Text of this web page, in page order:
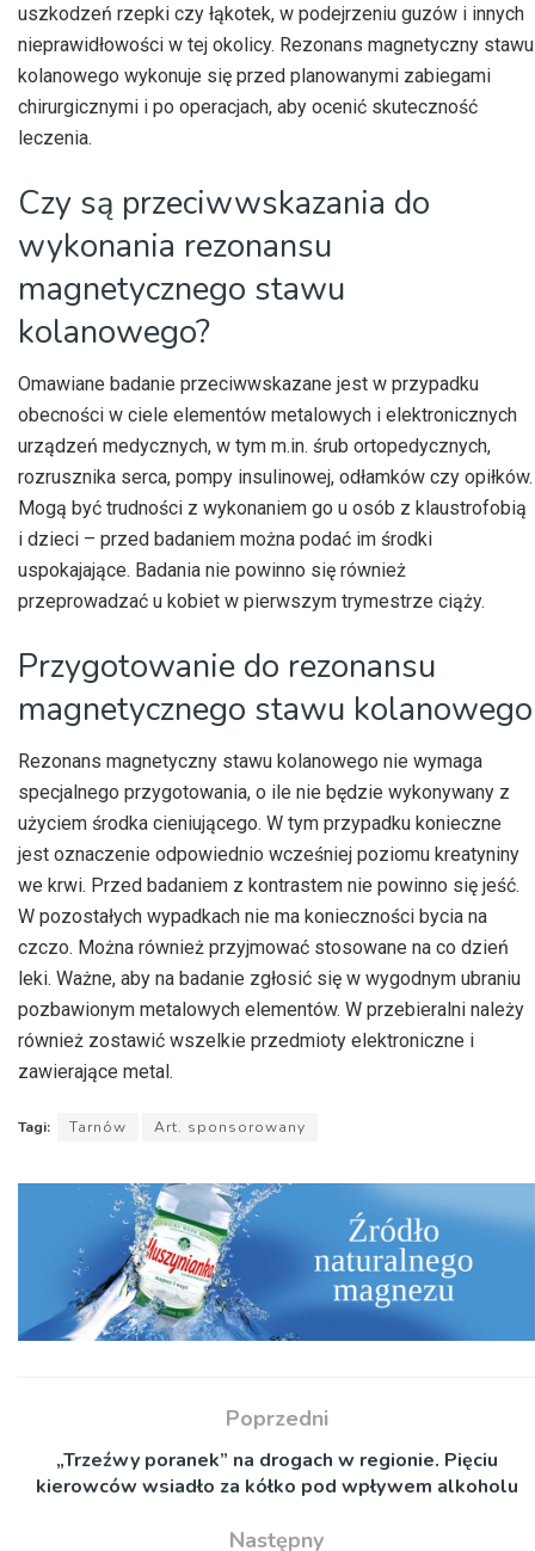
uszkodzeń rzepki czy łąkotek, w podejrzeniu guzów i innych
nieprawidłowości w tej okolicy. Rezonans magnetyczny stawu
kolanowego wykonuje się przed planowanymi zabiegami
chirurgicznymi i po operacjach, aby ocenić skuteczność
leczenia.
Czy są przeciwwskazania do
wykonania rezonansu
magnetycznego stawu
kolanowego?
Omawiane badanie przeciwwskazane jest w przypadku
obecności w ciele elementów metalowych i elektronicznych
urządzeń medycznych, w tym m.in. śrub ortopedycznych,
rozrusznika serca, pompy insulinowej, odłamków czy opiłków.
Mogą być trudności z wykonaniem go u osób z klaustrofobią
i dzieci – przed badaniem można podać im środki
uspokajające. Badania nie powinno się również
przeprowadzać u kobiet w pierwszym trymestrze ciąży.
Przygotowanie do rezonansu
magnetycznego stawu kolanowego
Rezonans magnetyczny stawu kolanowego nie wymaga
specjalnego przygotowania, o ile nie będzie wykonywany z
użyciem środka cieniującego. W tym przypadku konieczne
jest oznaczenie odpowiednio wcześniej poziomu kreatyniny
we krwi. Przed badaniem z kontrastem nie powinno się jeść.
W pozostałych wypadkach nie ma konieczności bycia na
czczo. Można również przyjmować stosowane na co dzień
leki. Ważne, aby na badanie zgłosić się w wygodnym ubraniu
pozbawionym metalowych elementów. W przebieralni należy
również zostawić wszelkie przedmioty elektroniczne i
zawierające metal.
Tagi: Tarnów Art. sponsorowany
Poprzedni
„Trzeźwy poranek” na drogach w regionie. Pięciu
kierowców wsiadło za kółko pod wpływem alkoholu
Następny